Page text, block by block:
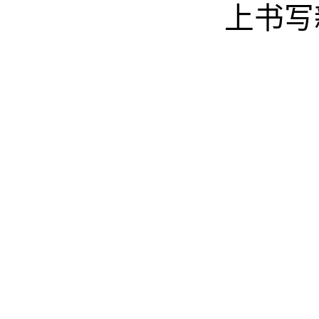
上书